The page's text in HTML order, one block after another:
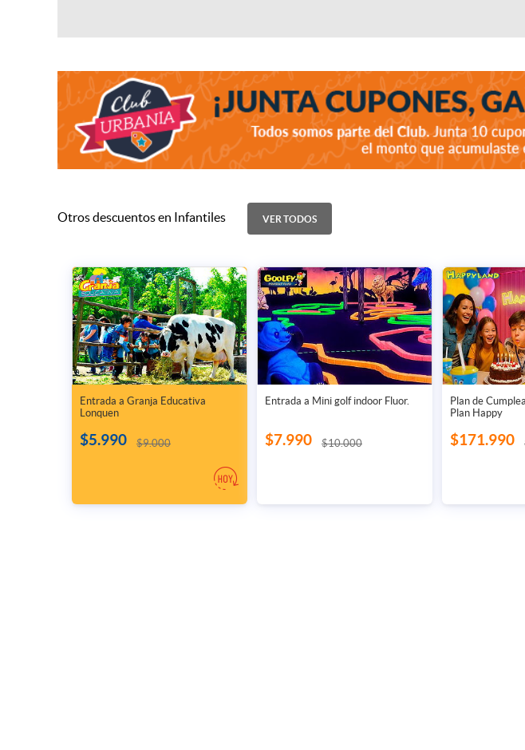
Otros descuentos en Infantiles VER TODOS
Entrada a Granja Educativa
Lonquen
$5.990 $9.000
Entrada a Mini golf indoor Fluor.
$7.990 $10.000
Plan de
Plan Happy
$171.990